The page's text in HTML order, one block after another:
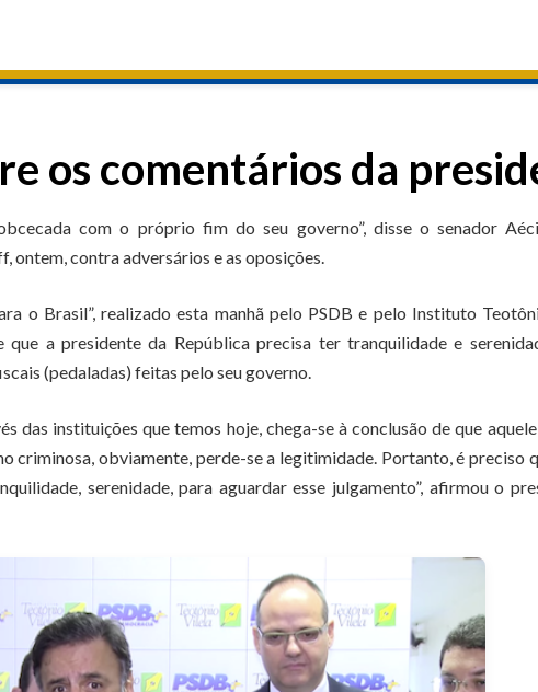
os comentários da
com o próprio fim do seu governo”, disse o senador
ontem, contra adversários e as oposições.
o Brasil”, realizado esta manhã pelo PSDB e pelo Instituto
a presidente da República precisa ter tranquilidade e
(pedaladas) feitas pelo seu governo.
das instituições que temos hoje, chega-se à conclusão de que
criminosa, obviamente, perde-se a legitimidade. Portanto, é preciso
serenidade, para aguardar esse julgamento”, afirmou o